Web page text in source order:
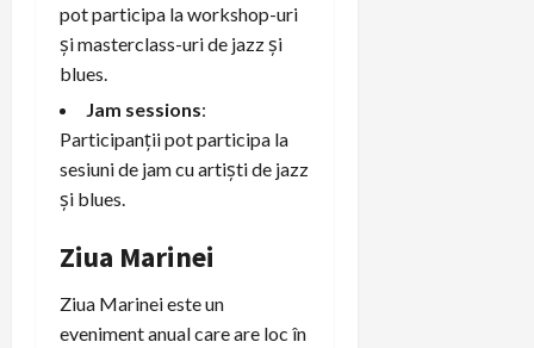
pot participa la workshop-uri
și masterclass-uri de jazz și
blues.
Jam sessions:
Participanții pot participa la
sesiuni de jam cu artiști de jazz
și blues.
Ziua Marinei
Ziua Marinei este un
eveniment anual care are loc în